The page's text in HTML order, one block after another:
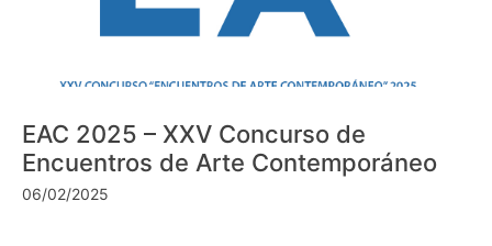
EAC 2025 – XXV Concurso de
Encuentros de Arte Contemporáneo
06/02/2025